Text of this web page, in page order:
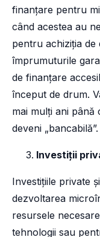
finanțare pentru
când acestea au
pentru achiziția de
împrumuturile
de finanțare
început de drum.
mai mulți ani
deveni „bancabilă”.
Investiții
Investițiile private
dezvoltarea
resursele
tehnologii sau